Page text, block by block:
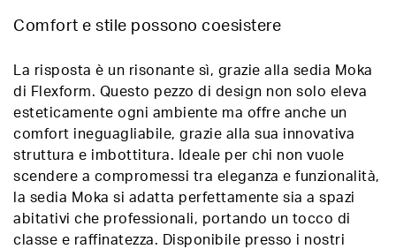
Comfort e stile possono coesistere
La risposta è un risonante sì, grazie alla sedia Moka
di Flexform. Questo pezzo di design non solo eleva
esteticamente ogni ambiente ma offre anche un
comfort ineguagliabile, grazie alla sua innovativa
struttura e imbottitura. Ideale per chi non vuole
scendere a compromessi tra eleganza e funzionalità,
la sedia Moka si adatta perfettamente sia a spazi
abitativi che professionali, portando un tocco di
classe e raffinatezza. Disponibile presso i nostri